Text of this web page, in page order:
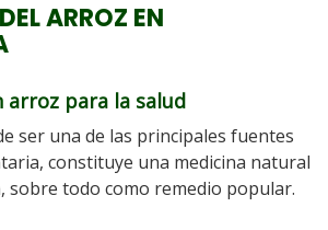
ARROZ EN
arroz para la salud
ser una de las principales fuentes
constituye una medicina natural
sobre todo como remedio popular.